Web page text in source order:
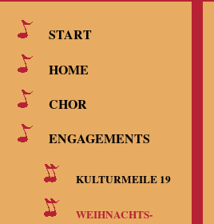
START
HOME
CHOR
ENGAGEMENTS
KULTURMEILE 19
WEIHNACHTS-